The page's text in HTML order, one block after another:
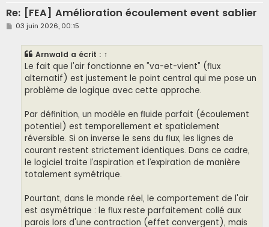
Re: [FEA] Amélioration écoulement event sablier
M
03 juin 2026, 00:15
Arnwald a écrit : ↑
Le fait que l'air fonctionne en "va-et-vient" (flux
alternatif) est justement le point central qui me pose un
problème de logique avec cette approche.
Par définition, un modèle en fluide parfait (écoulement
potentiel) est temporellement et spatialement
réversible. Si on inverse le sens du flux, les lignes de
courant restent strictement identiques. Dans ce cadre,
le logiciel traite l’aspiration et l’expiration de manière
totalement symétrique.
Pourtant, dans le monde réel, le comportement de l'air
est asymétrique : le flux reste parfaitement collé aux
parois lors d'une contraction (effet convergent), mais